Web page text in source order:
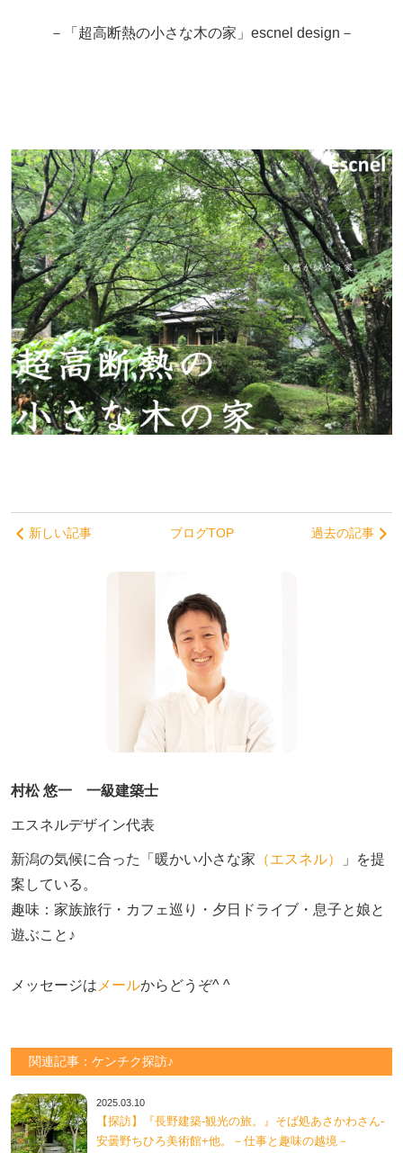
－「超高断熱の小さな木の家」escnel design－
新しい記事 ブログTOP 過去の記事
村松 悠一 一級建築士
エスネルデザイン代表
新潟の気候に合った「暖かい小さな家 （エスネル）
」を提
案している。
趣味：家族旅行・カフェ巡り・夕日ドライブ・息子と娘と
遊ぶこと♪
メッセージは メールからどうぞ^ ^
関連記事：ケンチク探訪♪
2025.03.10
【探訪】『長野建築-観光の旅。』そば処あさかわさん-
安曇野ちひろ美術館+他。－仕事と趣味の越境－